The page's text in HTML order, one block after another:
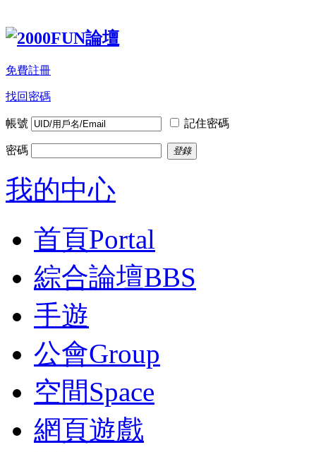
免費註冊
找回密碼
帳號 記住密碼
密碼 登錄
我的中心
首頁Portal
綜合論壇BBS
手遊
公會Group
空間Space
網頁遊戲